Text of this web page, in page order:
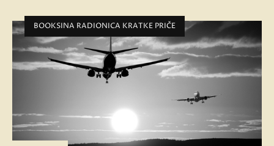
BOOKSINA RADIONICA KRATKE PRIČE